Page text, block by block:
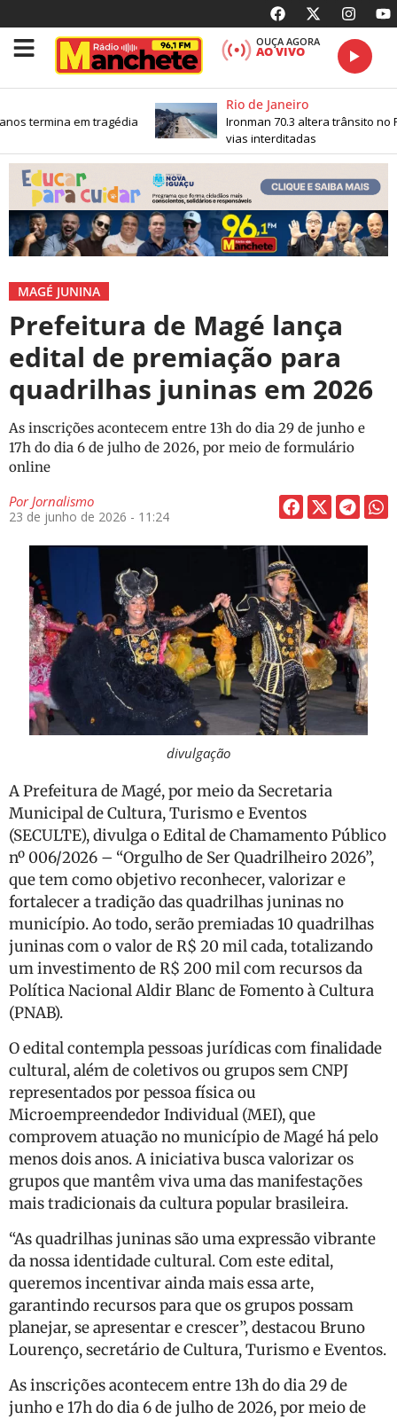
OUÇA AGORA
AO VIVO
termina em tragédia
Rio de Janeiro
Ironman 70.3 altera trânsito no
vias interditadas
MAGÉ JUNINA
Prefeitura de Magé lança
edital de premiação para
quadrilhas juninas em 2026
As inscrições acontecem entre 13h do dia 29 de junho e
17h do dia 6 de julho de 2026, por meio de formulário
online
PorJornalismo
23 de junho de 2026 - 11:24
divulgação
A Prefeitura de Magé, por meio da Secretaria
Municipal de Cultura, Turismo e Eventos
(SECULTE), divulga o Edital de Chamamento Público
nº 006/2026 – “Orgulho de Ser Quadrilheiro 2026”,
que tem como objetivo reconhecer, valorizar e
fortalecer a tradição das quadrilhas juninas no
município. Ao todo, serão premiadas 10 quadrilhas
juninas com o valor de R$ 20 mil cada, totalizando
um investimento de R$ 200 mil com recursos da
Política Nacional Aldir Blanc de Fomento à Cultura
(PNAB).
O edital contempla pessoas jurídicas com finalidade
cultural, além de coletivos ou grupos sem CNPJ
representados por pessoa física ou
Microempreendedor Individual (MEI), que
comprovem atuação no município de Magé há pelo
menos dois anos. A iniciativa busca valorizar os
grupos que mantêm viva uma das manifestações
mais tradicionais da cultura popular brasileira.
“As quadrilhas juninas são uma expressão vibrante
da nossa identidade cultural. Com este edital,
queremos incentivar ainda mais essa arte,
garantindo recursos para que os grupos possam
planejar, se apresentar e crescer”, destacou Bruno
Lourenço, secretário de Cultura, Turismo e Eventos.
As inscrições acontecem entre 13h do dia 29 de
junho e 17h do dia 6 de julho de 2026, por meio de